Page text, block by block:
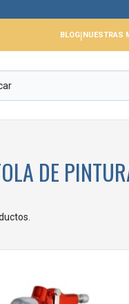
BLOG|NUESTRAS
DE